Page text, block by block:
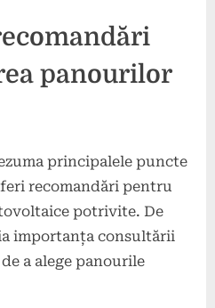
panourilor
principalele puncte
recomandări pentru
potrivite. De
importanța consultării
a alege panourile